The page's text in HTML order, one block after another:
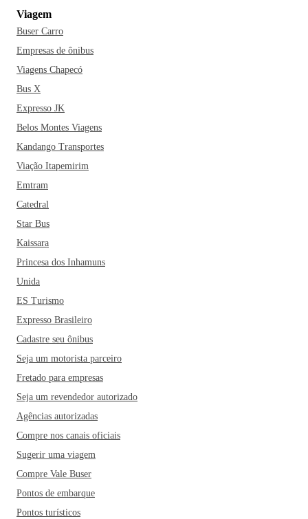
Viagem
Buser Carro
Empresas de ônibus
Viagens Chapecó
Bus X
Expresso JK
Belos Montes Viagens
Kandango Transportes
Viação Itapemirim
Emtram
Catedral
Star Bus
Kaissara
Princesa dos Inhamuns
Unida
ES Turismo
Expresso Brasileiro
Cadastre seu ônibus
Seja um motorista parceiro
Fretado para empresas
Seja um revendedor autorizado
Agências autorizadas
Compre nos canais oficiais
Sugerir uma viagem
Compre Vale Buser
Pontos de embarque
Pontos turísticos